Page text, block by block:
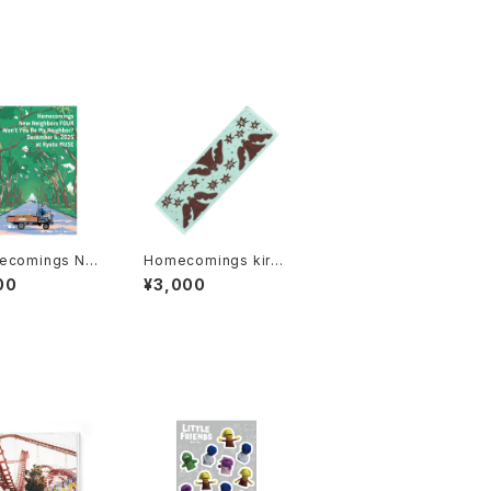
Ne
FOUR
You Be My Ne
Homecomings kirak
ira⭐angel towel
¥3,000